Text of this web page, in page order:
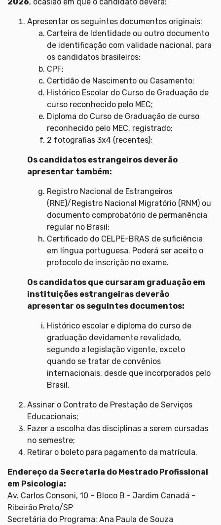
2026, ocasião em que o candidato deverá:
Apresentar os seguintes documentos originais:
Carteira de Identidade ou outro documento
de identificação com validade nacional, para
os candidatos brasileiros;
CPF;
Certidão de Nascimento ou Casamento;
Histórico Escolar do Curso de Graduação de
curso reconhecido pelo MEC;
Diploma do Curso de Graduação de curso
reconhecido pelo MEC, registrado;
2 fotografias 3x4 (recentes);
Os candidatos estrangeiros deverão
apresentar também:
Registro Nacional de Estrangeiros
(RNE)/Registro Nacional Migratório (RNM) ou
documento comprobatório de permanência
regular no Brasil;
Certificado do CELPE-BRAS de suficiência
em língua portuguesa. Poderá ser aceito o
protocolo de inscrição no exame.
Os candidatos que cursaram graduação em
instituições estrangeiras deverão
apresentar os seguintes documentos:
Histórico escolar e diploma do curso de
graduação devidamente revalidado,
segundo a legislação vigente, exceto
quando se tratar de convênios
internacionais, desde que incorporados pelo
Brasil.
Assinar o Contrato de Prestação de Serviços
Educacionais;
Fazer a escolha das disciplinas a serem cursadas
no semestre;
Retirar o boleto para pagamento da matrícula.
Endereço da Secretaria do Mestrado Profissional
em Psicologia:
Av. Carlos Consoni, 10 – Bloco B - Jardim Canadá -
Ribeirão Preto/SP
Secretária do Programa: Ana Paula de Souza